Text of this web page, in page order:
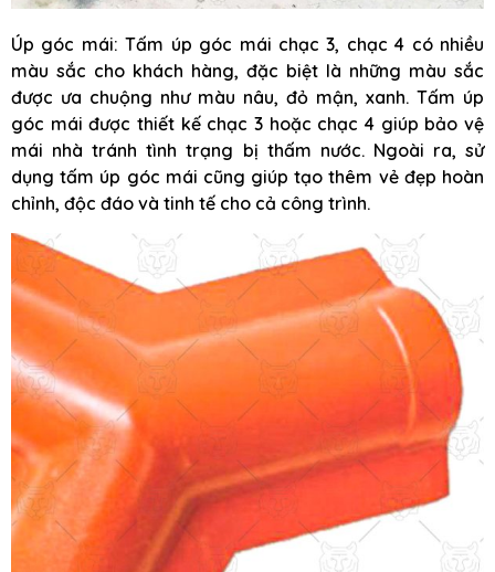
Úp góc mái: Tấm úp góc mái chạc 3, chạc 4 có nhiều
màu sắc cho khách hàng, đặc biệt là những màu sắc
được ưa chuộng như màu nâu, đỏ mận, xanh. Tấm úp
góc mái được thiết kế chạc 3 hoặc chạc 4 giúp bảo vệ
mái nhà tránh tình trạng bị thấm nước. Ngoài ra, sử
dụng tấm úp góc mái cũng giúp tạo thêm vẻ đẹp hoàn
chỉnh, độc đáo và tinh tế cho cả công trình.